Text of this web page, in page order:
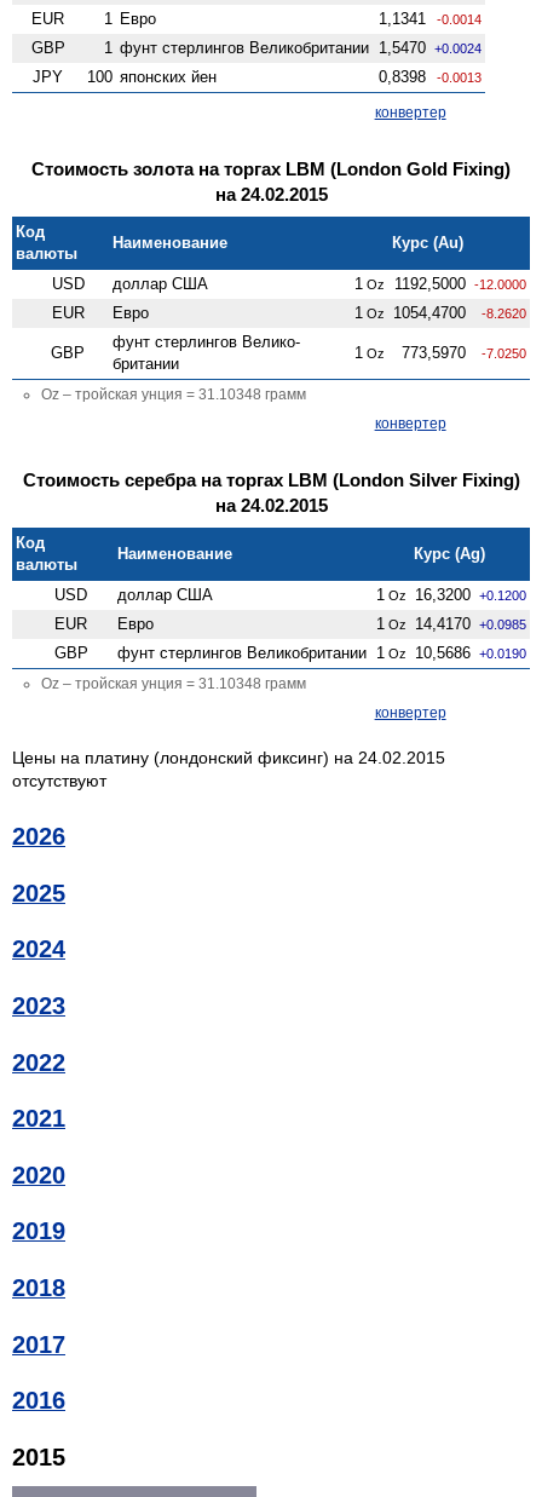
EUR 1 Евро 1,1341 -0.0014
GBP 1 фунт стерлингов Велико­британии 1,5470 +0.0024
JPY 100 японских йен 0,8398 -0.0013
конвертер
Стоимость золота на торгах LBM (London Gold Fixing)
на 24.02.2015
Код
валюты
Наименование Курс (Au)
USD доллар США 1 Oz 1192,5000 -12.0000
EUR Евро 1 Oz 1054,4700 -8.2620
GBP
фунт стерлингов Велико­
британии
1 Oz 773,5970 -7.0250
Oz – тройская унция = 31.10348 грамм
конвертер
Стоимость серебра на торгах LBM (London Silver Fixing)
на 24.02.2015
Код
валюты
Наименование Курс (Ag)
USD доллар США 1 Oz 16,3200 +0.1200
EUR Евро 1 Oz 14,4170 +0.0985
GBP фунт стерлингов Велико­британии 1 Oz 10,5686 +0.0190
Oz – тройская унция = 31.10348 грамм
конвертер
Цены на платину (лондонский фиксинг) на 24.02.2015
отсутствуют
2026
2025
2024
2023
2022
2021
2020
2019
2018
2017
2016
2015